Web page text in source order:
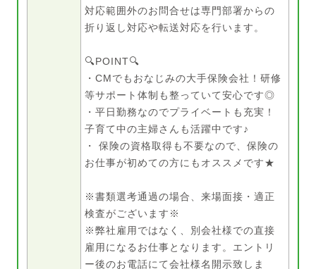
対応範囲外のお問合せは専門部署からの
折り返し対応や転送対応を行います。
🔍POINT🔍
・CMでもおなじみの大手保険会社！研修
等サポート体制も整っていて安心です◎
・平日勤務なのでプライベートも充実！
子育て中の主婦さんも活躍中です♪
・ 保険の資格取得も不要なので、保険の
お仕事が初めての方にもオススメです★
※書類選考通過の場合、来場面接・適正
検査がございます※
※弊社雇用ではなく、別会社様での直接
雇用になるお仕事となります。エントリ
ー後のお電話にて会社様名開示致しま